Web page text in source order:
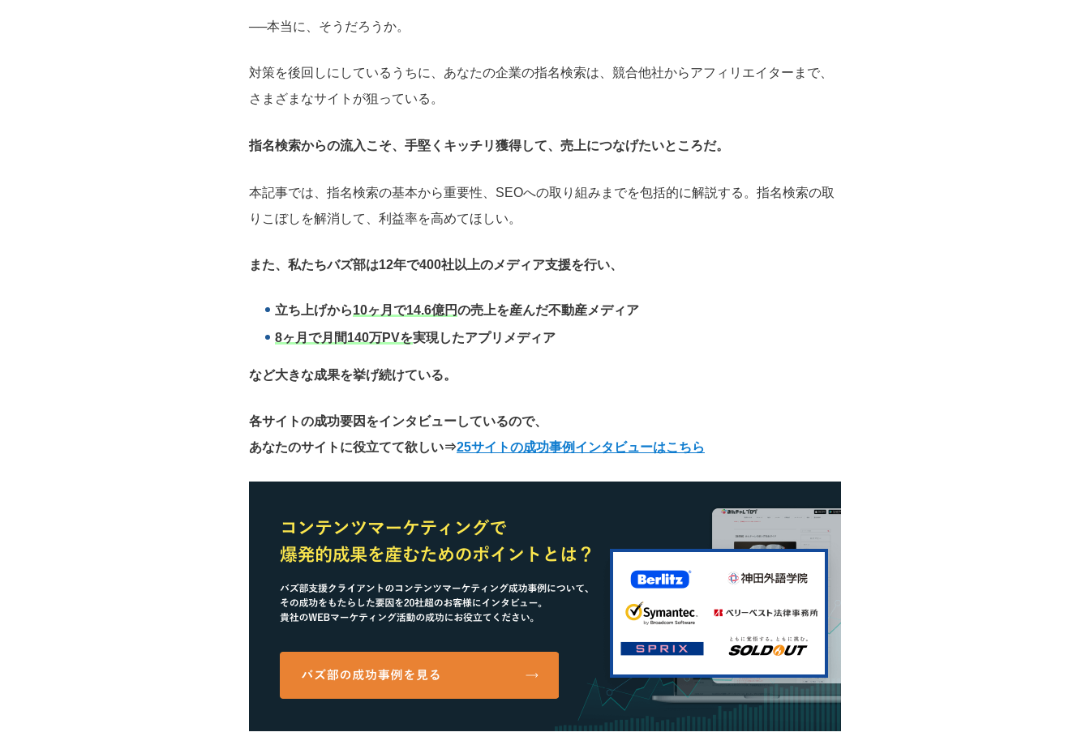
──本当に、そうだろうか。
対策を後回しにしているうちに、あなたの企業の指名検索は、競合他社からアフィリエイターまで、
さまざまなサイトが狙っている。
指名検索からの流入こそ、手堅くキッチリ獲得して、売上につなげたいところだ。
本記事では、指名検索の基本から重要性、SEOへの取り組みまでを包括的に解説する。指名検索の取
りこぼしを解消して、利益率を高めてほしい。
また、私たちバズ部は12年で400社以上のメディア支援を行い、
立ち上げから10ヶ月で14.6億円の売上を産んだ不動産メディア
8ヶ月で月間140万PVを実現したアプリメディア
など大きな成果を挙げ続けている。
各サイトの成功要因をインタビューしているので、
あなたのサイトに役立てて欲しい⇒25サイトの成功事例インタビューはこちら